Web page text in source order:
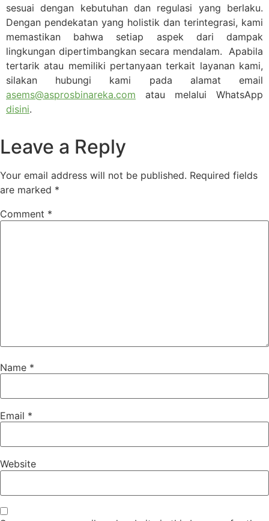
sesuai dengan kebutuhan dan regulasi yang berlaku.
Dengan pendekatan yang holistik dan terintegrasi, kami
memastikan bahwa setiap aspek dari dampak
lingkungan dipertimbangkan secara mendalam. Apabila
tertarik atau memiliki pertanyaan terkait layanan kami,
silakan hubungi kami pada alamat email
asems@asprosbinareka.com atau melalui WhatsApp
disini.
Leave a Reply
Your email address will not be published. Required fields
are marked *
Comment *
Name *
Email *
Website